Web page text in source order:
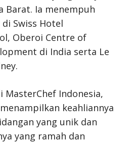
Barat. Ia menempuh
Swiss Hotel
Oberoi Centre of
di India serta Le
MasterChef Indonesia,
keahliannya
yang unik dan
yang ramah dan